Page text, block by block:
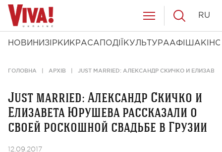
НОВИНИ ЗІРКИ КРАСА ПОДІЇ КУЛЬТУРААФІША КІНО
RU
ГОЛОВНА АРХІВ JUST MARRIED: АЛЕКСАНДР СКИЧКО И
Just married: Александр Скичко и
Елизавета Юрушева рассказали о
своей роскошной свадьбе в Грузии
12.09.2017